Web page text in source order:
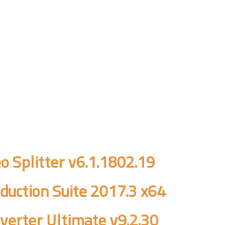
Splitter v6.1.1802.19
Suite 2017.3 x64